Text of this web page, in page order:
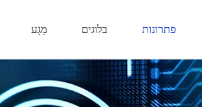
פתרונות בלוגים מַגָע